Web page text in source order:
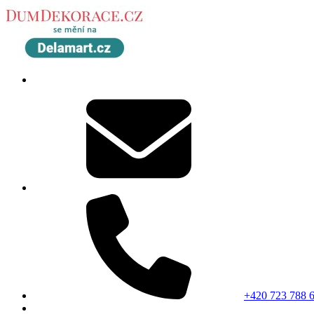
+420 723 788